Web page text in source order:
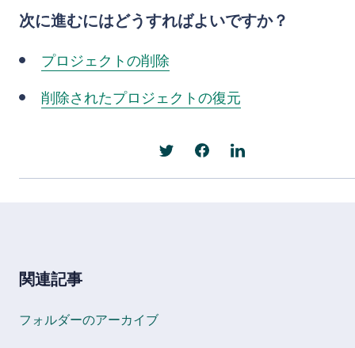
次に進むにはどうすればよいですか？
プロジェクトの削除
削除されたプロジェクトの復元
関連記事
フォルダーのアーカイブ